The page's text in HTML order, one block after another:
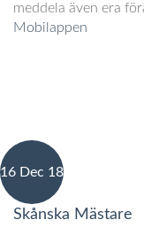
meddela även era
Mobilappen
16 Dec 18
Skånska Mästare